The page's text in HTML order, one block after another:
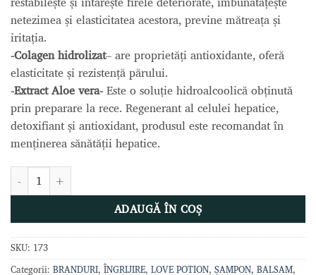
netezimea și elasticitatea acestora, previne mătreața și
iritația.
-Colagen hidrolizat– are proprietăți antioxidante, oferă
elasticitate și rezistență părului.
-Extract Aloe vera-Este o soluție hidroalcoolică obținută
prin preparare la rece. Regenerant al celulei hepatice,
detoxifiant și antioxidant, produsul este recomandat în
menținerea sănătății hepatice.
Cantitate SET PITAYA Șampon + Balsam 2*1000ml, LOVE POTION
ADAUGĂ ÎN COȘ
SKU: 173
Categorii: BRANDURI, ÎNGRIJIRE, LOVE POTION, ȘAMPON, BALSAM,